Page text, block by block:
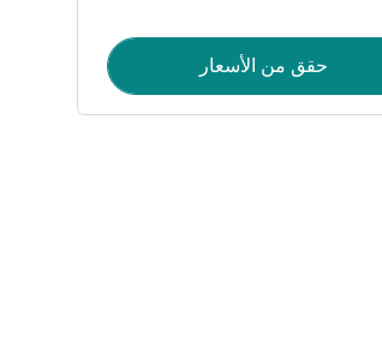
حقق من الأسعار